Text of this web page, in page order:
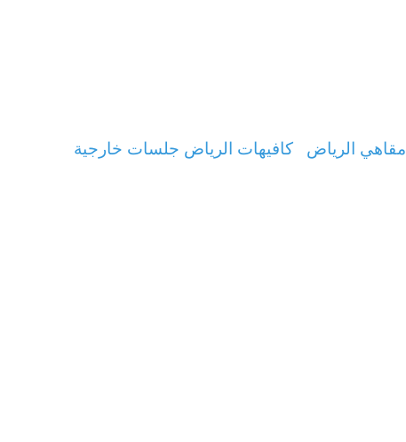
مقاهي الرياض
كافيهات الرياض جلسات خارجية